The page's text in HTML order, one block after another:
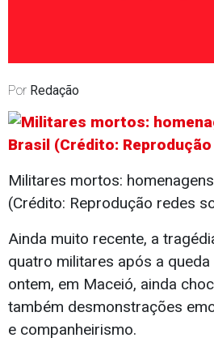
Por Redação
Militares mortos:
(Crédito: Reprodução redes
Ainda muito recente, a
quatro militares após a
ontem, em Maceió, ainda
também desmonstrações
e companheirismo.